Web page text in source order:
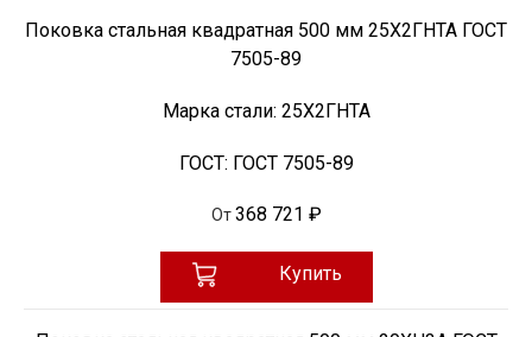
Поковка стальная квадратная 500 мм 25Х2ГНТА ГОСТ
7505-89
Марка стали: 25Х2ГНТА
ГОСТ: ГОСТ 7505-89
От 368 721 ₽
Купить